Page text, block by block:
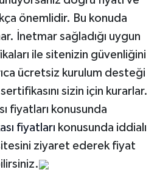
önemlidir. Bu konuda
İnetmar sağladığı uygun
ile sitenizin güvenliğini
ücretsiz kurulum desteği
sertifikasını sizin için kurarlar.
fiyatları konusunda
fiyatları konusunda iddialı
ziyaret ederek fiyat